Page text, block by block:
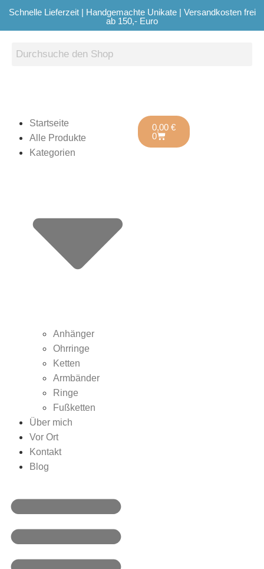
Schnelle Lieferzeit | Handgemachte Unikate | Versandkosten frei
ab 150,- Euro
Startseite
Alle Produkte
Kategorien
Anhänger
Ohrringe
Ketten
Armbänder
Ringe
Fußketten
Über mich
Vor Ort
Kontakt
Blog
0,00 €
0